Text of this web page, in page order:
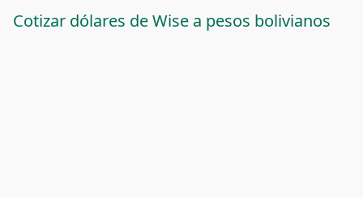
Cotizar dólares de Wise a pesos bolivianos